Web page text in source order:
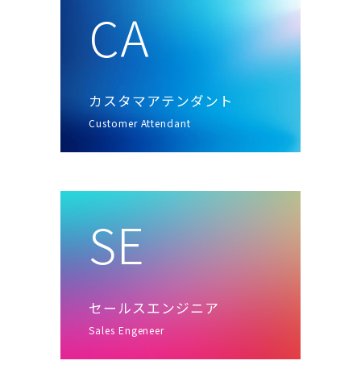
CA
カスタマアテンダント
Customer Attendant
SE
セールスエンジニア
Sales Engeneer